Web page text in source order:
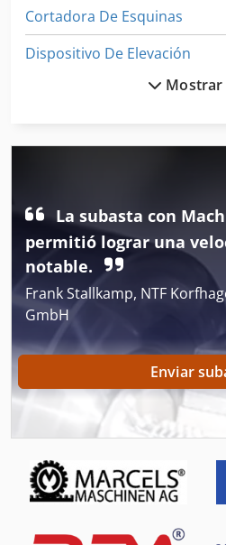
Cortadora De Esquinas
Dispositivo De Elevación
Elevador De Cangilones
Maquinas De Coser
Mesa De Trabajo
Máquina Cnc De La
Máquina De Carpintería
Máquina De Envasado
Máquina De La Carpintería
Máquina De La Construcción
Máquina De Recorte
Mástil De Carretilla Elevadora
Mostrar
La subasta con
permitió lograr una
notable.
Frank Stallkamp, NTF
GmbH
Enviar